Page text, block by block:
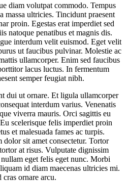
diam volutpat commodo. Tempus
massa ultricies. Tincidunt praesent
proin. Egestas erat imperdiet sed
natoque penatibus et magnis dis.
interdum velit euismod. Eget velit
ut faucibus pulvinar. Molestie ac
ullamcorper. Enim sed faucibus
lacus luctus. In fermentum
semper feugiat nibh.
dui ut ornare. Et ligula ullamcorper
interdum varius. Venenatis
viverra mauris. Orci sagittis eu
scelerisque felis imperdiet proin
et malesuada fames ac turpis.
sit amet consectetur. Tortor
at risus. Vulputate dignissim
eget felis eget nunc. Morbi
id diam maecenas ultricies mi.
ornare arcu.